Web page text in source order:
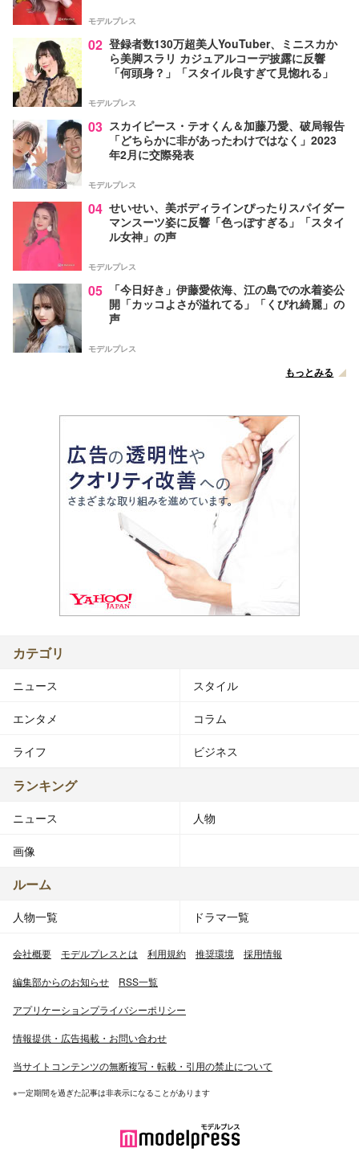
モデルプレス
02 登録者数130万超美人YouTuber、ミニスカか
ら美脚スラリ カジュアルコーデ披露に反響
「何頭身？」「スタイル良すぎて見惚れる」
モデルプレス
03 スカイピース・テオくん＆加藤乃愛、破局報告
「どちらかに非があったわけではなく」2023
年2月に交際発表
モデルプレス
04 せいせい、美ボディラインぴったりスパイダー
マンスーツ姿に反響「色っぽすぎる」「スタイ
ル女神」の声
モデルプレス
05
「今日好き」伊藤愛依海、江の島での水着姿公
開「カッコよさが溢れてる」「くびれ綺麗」の
声
モデルプレス
もっとみる
カテゴリ
ニュース スタイル
エンタメ コラム
ライフ ビジネス
ランキング
ニュース 人物
画像
ルーム
人物一覧 ドラマ一覧
会社概要 モデルプレスとは 利用規約 推奨環境 採用情報
編集部からのお知らせ RSS一覧
アプリケーションプライバシーポリシー
情報提供・広告掲載・お問い合わせ
当サイトコンテンツの無断複写・転載・引用の禁止について
※一定期間を過ぎた記事は非表示になることがあります